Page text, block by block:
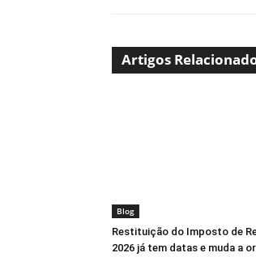
Artigos
Blog
Restituição do Imposto de
2026 já tem datas e muda a